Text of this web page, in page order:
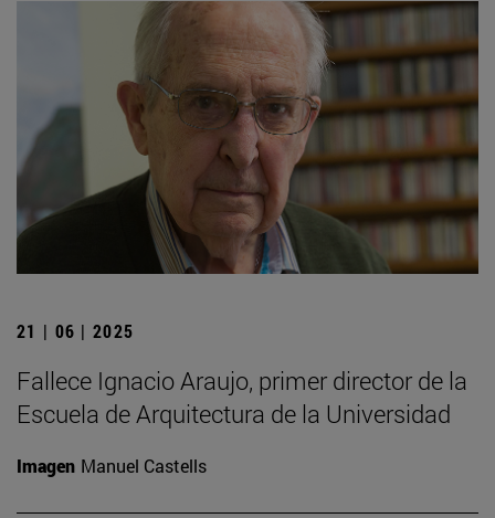
21 | 06 | 2025
Fallece Ignacio Araujo, primer director de la
Escuela de Arquitectura de la Universidad
Imagen Manuel Castells